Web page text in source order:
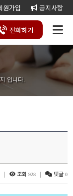
원가입 공지사항
전화하기
오시
는
길
정보통신
공사업
발업
에너지절
약전문기
업
등
록
절
차
기
업
합
연말
결
산/
잔고
법시
행규
칙
서식
건설
공무
서식
입니다.
| 조회 928 | 댓글 0